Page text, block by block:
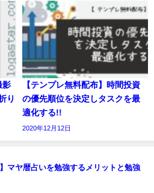
影
り
【テンプレ無料配布】時間投資
の優先順位を決定しタスクを最
適化する!!
2020年12月12日
】マヤ暦占いを勉強するメリットと勉強